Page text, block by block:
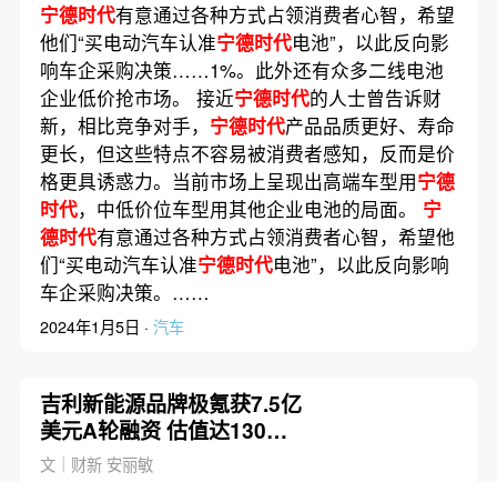
宁德时代有意通过各种方式占领消费者心智，希望
他们“买电动汽车认准宁德时代电池”，以此反向影
响车企采购决策……1%。此外还有众多二线电池
企业低价抢市场。 接近宁德时代的人士曾告诉财
新，相比竞争对手， 宁德时代产品品质更好、寿命
更长，但这些特点不容易被消费者感知，反而是价
格更具诱惑力。当前市场上呈现出高端车型用宁德
时代，中低价位车型用其他企业电池的局面。 宁
德时代有意通过各种方式占领消费者心智，希望他
们“买电动汽车认准宁德时代电池”，以此反向影响
车企采购决策。……
2024年1月5日 · 汽车
吉利新能源品牌极氪获7.5亿
美元A轮融资 估值达130亿
美元
文｜财新 安丽敏